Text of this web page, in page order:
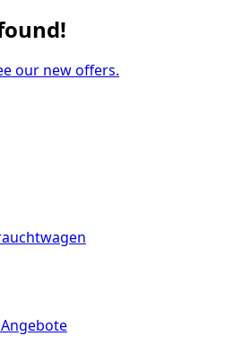
our new offers.
Angebote